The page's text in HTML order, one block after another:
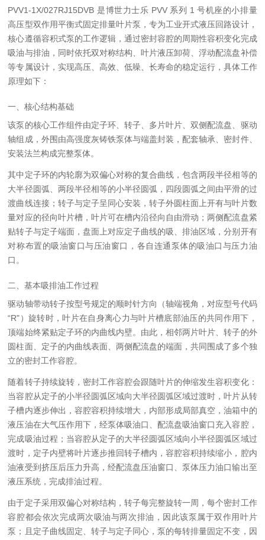
PVV1-1X/027RJ15DVB 是博世力士乐 PVV 系列 1 号机座的小排量
高压型双作用平衡式固定排量叶片泵，专为工业开式液压回路设计，
核心遵循容积式泵的工作逻辑，通过密封容腔的周期性容积变化完成
吸油与排油，同时依托双对称结构、叶片液压卸荷、浮动配流盘补偿
等专属设计，实现高压、高效、低噪、长寿命的稳定运行，具体工作
原理如下：
一、核心结构基础
该泵的核心工作组件由定子环、转子、多片叶片、双侧配流盘、驱动
轴组成，外围由高强度灰铸铁泵体与端盖封装，配套轴承、密封件、
安装法兰构成完整泵体。
其中定子环的内轮廓为双偏心对称的复合曲线，包含两段半径相等的
大半径圆弧、两段半径相等的小半径圆弧，四段圆弧之间由平滑的过
渡曲线连接；转子与定子呈同心安装，转子外圆柱面上开有与叶片数
量对应的径向叶片槽，叶片可在槽内沿径向自由滑动；两侧配流盘紧
贴转子与定子端面，盘面上对应定子曲线的吸、排油区域，分别开有
对称布置的吸油窗口与压油窗口，各自连通泵体的吸油口与压力油
口。
二、基本吸排油工作过程
驱动轴带动转子按型号规定的顺时针方向（轴端视角，对应型号代码
“R"）旋转时，叶片在自身离心力与叶片槽底部油压的共同作用下，
顶端始终紧贴定子环的内曲线内壁。由此，相邻两片叶片、转子的外
圆柱面、定子的内曲线表面、两侧配流盘的端面，共同围成了多个独
立的密封工作容腔。
随着转子持续旋转，密封工作容腔会跟随叶片的伸缩发生容积变化：
当容腔从定子的小半径圆弧区域向大半径圆弧区域过渡时，叶片从转
子槽内逐步伸出，容腔容积持续增大，内部形成局部真空，油箱中的
液压油在大气压作用下，经泵体吸油口、配流盘吸油窗口充入容腔，
完成吸油过程；当容腔从定子的大半径圆弧区域向小半径圆弧区域过
渡时，定子内壁将叶片逐步推回转子槽内，容腔容积持续缩小，腔内
油液受到挤压后压力升高，经配流盘压油窗口、泵体压力油口输出至
液压系统，完成排油过程。
由于定子采用双偏心对称结构，转子每完整旋转一周，每个密封工作
容腔都会依次完成两次吸油与两次排油，因此该泵属于双作用叶片
泵；且定子曲线固定、转子与定子同心，泵的每转排量固定不变，因